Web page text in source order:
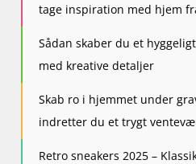
tage inspiration med hjem
Sådan skaber du et
med kreative detaljer
Skab ro i hjemmet under
indretter du et trygt
Retro sneakers 2025 –